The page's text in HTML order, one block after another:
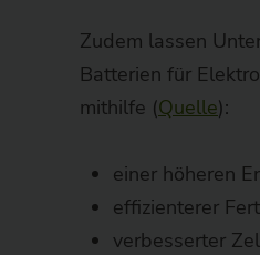
Zudem lassen
Batterien für
mithilfe (Quelle):
einer höheren
effizienterer
verbesserter